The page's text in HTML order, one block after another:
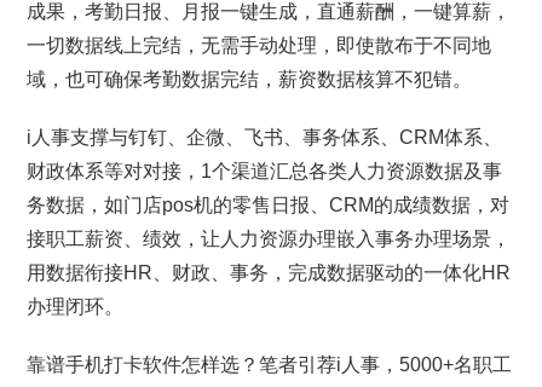
成果，考勤日报、月报一键生成，直通薪酬，一键算薪，
一切数据线上完结，无需手动处理，即使散布于不同地
域，也可确保考勤数据完结，薪资数据核算不犯错。
i人事支撑与钉钉、企微、飞书、事务体系、CRM体系、
财政体系等对对接，1个渠道汇总各类人力资源数据及事
务数据，如门店pos机的零售日报、CRM的成绩数据，对
接职工薪资、绩效，让人力资源办理嵌入事务办理场景，
用数据衔接HR、财政、事务，完成数据驱动的一体化HR
办理闭环。
靠谱手机打卡软件怎样选？笔者引荐i人事，5000+名职工